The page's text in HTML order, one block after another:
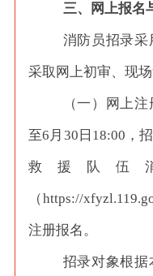
三、网上报名
消防员招录采
采取网上初审、现
（一）网上
至6月30日18:00，
救援队伍
（https://
注册报名。
招录对象根据